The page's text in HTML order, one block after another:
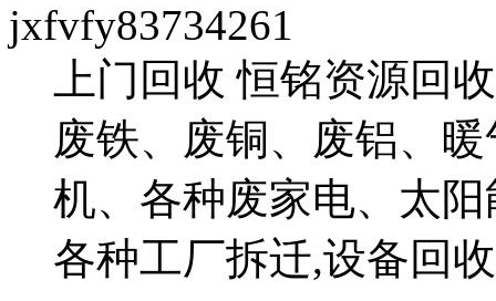
jxfvfy83734261
上门回收 恒铭资源回
废铁、废铜、废铝、
机、各种废家电、太
各种工厂拆迁,设备回